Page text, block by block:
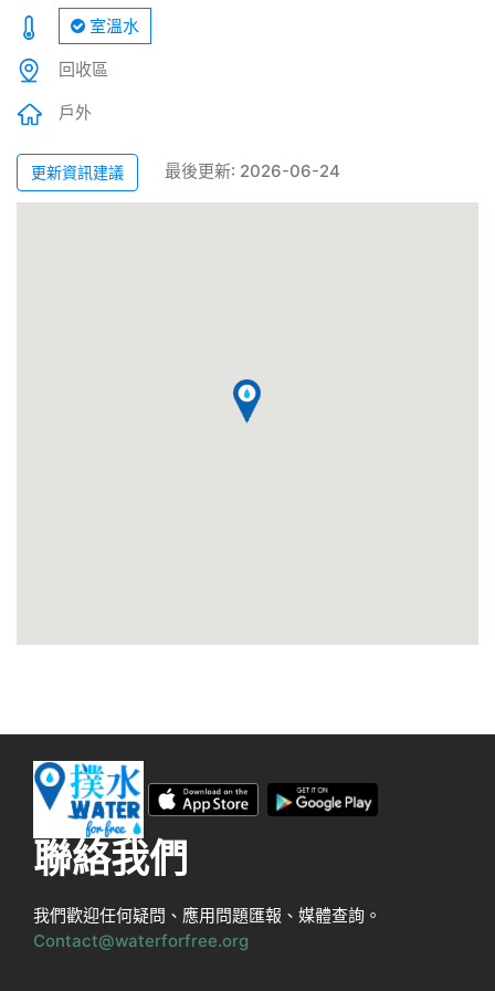
室溫水
回收區
戶外
更新資訊建議 最後更新: 2026-06-24
聯絡我們
我們歡迎任何疑問、應用問題匯報、媒體查詢。
Contact@waterforfree.org